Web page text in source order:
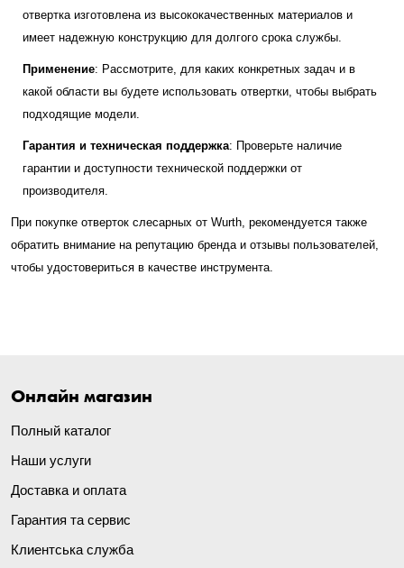
отвертка изготовлена из высококачественных материалов и
имеет надежную конструкцию для долгого срока службы.
Применение: Рассмотрите, для каких конкретных задач и в
какой области вы будете использовать отвертки, чтобы выбрать
подходящие модели.
Гарантия и техническая поддержка: Проверьте наличие
гарантии и доступности технической поддержки от
производителя.
При покупке отверток слесарных от Wurth, рекомендуется также
обратить внимание на репутацию бренда и отзывы пользователей,
чтобы удостовериться в качестве инструмента.
Онлайн магазин
Полный каталог
Наши услуги
Доставка и оплата
Гарантия та сервис
Клиентська служба